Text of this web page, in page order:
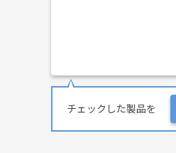
チェックした製品を